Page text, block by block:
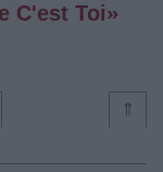
C'est Toi»
⇑